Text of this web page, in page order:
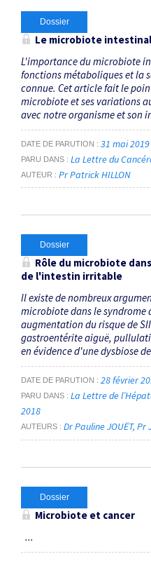
Dossier
Le microbiote
L'importance du microbiote
fonctions métaboliques et la
connue. Cet article fait le
microbiote et ses variations
avec notre organisme et son
DATE DE PARUTION 31 mai 2019
PARU DANS La Lettre du
AUTEUR Pr Patrick HILLON
Dossier
Rôle du microbiote
de l'intestin irritable
Il existe de nombreux
microbiote dans le syndrome
augmentation du risque de
gastroentérite aiguë,
en évidence d'une dysbiose
DATE DE PARUTION 28 février
PARU DANS
La Lettre de
2018
AUTEURS Dr Pauline JOUËT Pr
Dossier
Microbiote et cancer
...